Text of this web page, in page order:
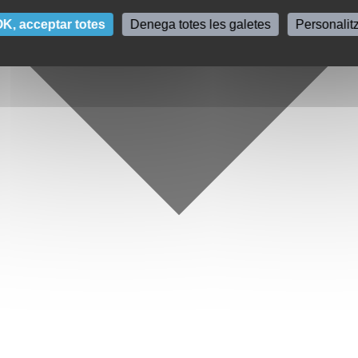
acceptar totes Denega totes les galetes